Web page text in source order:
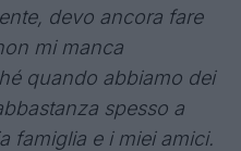
devo ancora fare
mi manca
quando abbiamo dei
spesso a
famiglia e i miei amici.